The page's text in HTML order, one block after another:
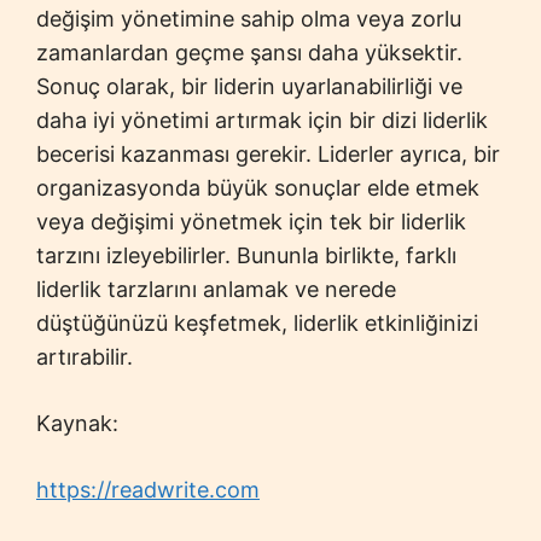
değişim yönetimine sahip olma veya zorlu
zamanlardan geçme şansı daha yüksektir.
Sonuç olarak, bir liderin uyarlanabilirliği ve
daha iyi yönetimi artırmak için bir dizi liderlik
becerisi kazanması gerekir. Liderler ayrıca, bir
organizasyonda büyük sonuçlar elde etmek
veya değişimi yönetmek için tek bir liderlik
tarzını izleyebilirler. Bununla birlikte, farklı
liderlik tarzlarını anlamak ve nerede
düştüğünüzü keşfetmek, liderlik etkinliğinizi
artırabilir.
Kaynak:
https://readwrite.com